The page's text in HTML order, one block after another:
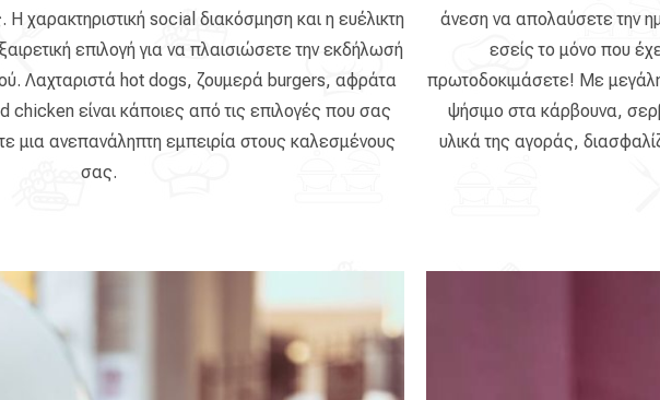
χαρακτηριστική social διακόσμηση και η ευέλικτη
επιλογή για να πλαισιώσετε την εκδήλωσή
Λαχταριστά hot dogs, ζουμερά burgers, αφράτα
chicken είναι κάποιες από τις επιλογές που σας
μια ανεπανάληπτη εμπειρία στους καλεσμένους
σας.
άνεση να απολαύσετε την
εσείς το μόνο που
πρωτοδοκιμάσετε! Με μεγάλη
ψήσιμο στα κάρβουνα,
υλικά της αγοράς,